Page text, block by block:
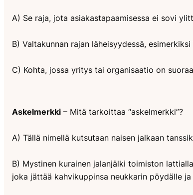
A) Se raja, jota asiakastapaamisessa ei sovi
B) Valtakunnan rajan läheisyydessä,
C) Kohta, jossa yritys tai organisaatio on
Askelmerkki – Mitä tarkoittaa “askelmerkki”?
A) Tällä nimellä kutsutaan naisen jalkaan
B) Mystinen kurainen jalanjälki toimiston
joka jättää kahvikuppinsa neukkarin pöydälle